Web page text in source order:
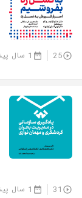
25 1 سال پیش
31 1 سال پیش